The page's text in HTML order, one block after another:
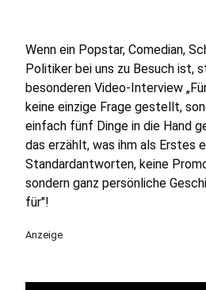
Wenn ein Popstar, Comedian,
Politiker bei uns zu Besuch ist,
besonderen Video-Interview
keine einzige Frage gestellt,
einfach fünf Dinge in die Hand
das erzählt, was ihm als Erstes
Standardantworten, keine
sondern ganz persönliche
für"!
Anzeige